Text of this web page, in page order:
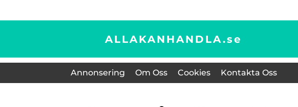
ALLAKANHANDLA.se
Annonsering Om Oss Cookies Kontakta Oss